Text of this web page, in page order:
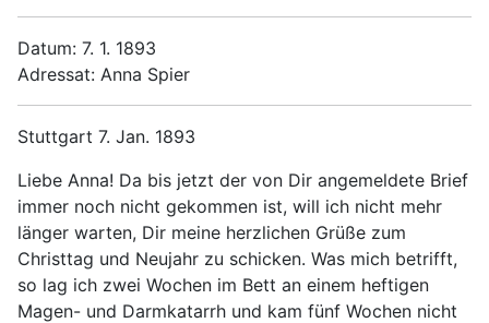
Datum: 7. 1. 1893
Adressat: Anna Spier
Stuttgart 7. Jan. 1893
Liebe Anna! Da bis jetzt der von Dir angemeldete Brief
immer noch nicht gekommen ist, will ich nicht mehr
länger warten, Dir meine herzlichen Grüße zum
Christtag und Neujahr zu schicken. Was mich betrifft,
so lag ich zwei Wochen im Bett an einem heftigen
Magen- und Darmkatarrh und kam fünf Wochen nicht